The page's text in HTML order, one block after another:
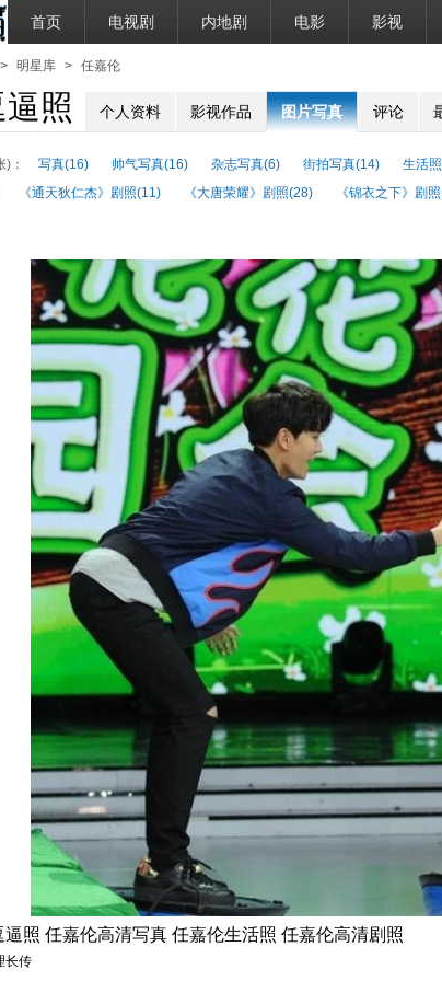
首页 电视剧 内地剧 电影 影视
> 明星库 > 任嘉伦
照 个人资料 影视作品 图片写真 评论
： 写真(16) 帅气写真(16) 杂志写真(6) 街拍写真(14) 生活
《通天狄仁杰》剧照(11) 《大唐荣耀》剧照(28) 《锦衣之下》剧
逼照 任嘉伦高清写真 任嘉伦生活照 任嘉伦高清剧照
长传